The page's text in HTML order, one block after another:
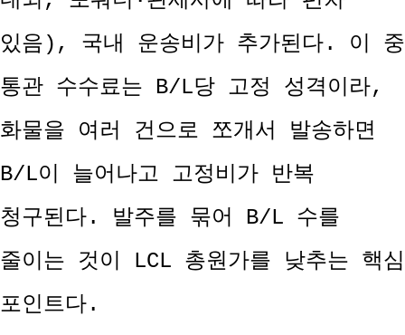
있음), 국내 운송비가 추가된다. 이 중
통관 수수료는 B/L당 고정 성격이라,
화물을 여러 건으로 쪼개서 발송하면
B/L이 늘어나고 고정비가 반복
청구된다. 발주를 묶어 B/L 수를
줄이는 것이 LCL 총원가를 낮추는 핵심
포인트다.